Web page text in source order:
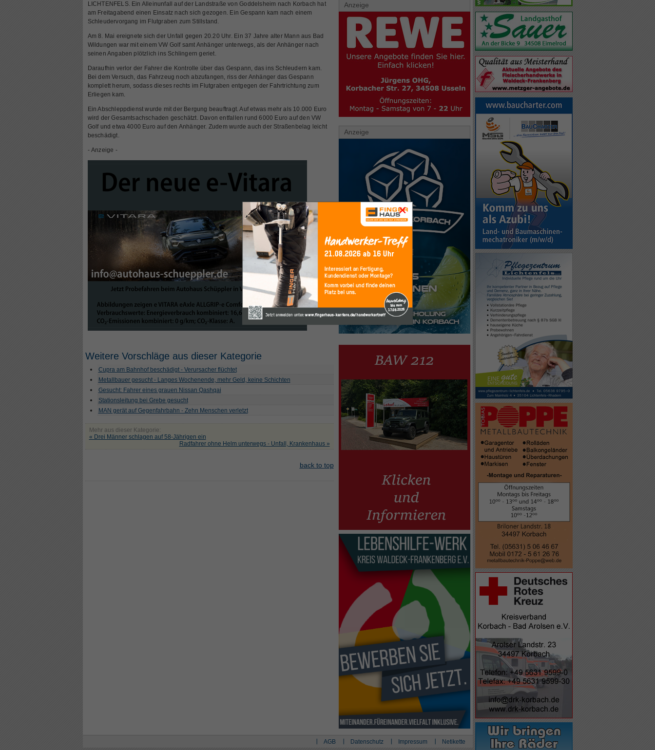
LICHTENFELS. Ein Alleinunfall auf der Landstraße von Goddelsheim nach Korbach hat
am Freitagabend einen Einsatz nach sich gezogen. Ein Gespann kam nach einem
Schleudervorgang im Flutgraben zum Stillstand.
Am 8. Mai ereignete sich der Unfall gegen 20.20 Uhr. Ein 37 Jahre alter Mann aus Bad
Wildungen war mit einem VW Golf samt Anhänger unterwegs, als der Anhänger nach
seinen Angaben plötzlich ins Schlingern geriet.
Daraufhin verlor der Fahrer die Kontrolle über das Gespann, das ins Schleudern kam.
Bei dem Versuch, das Fahrzeug noch abzufangen, riss der Anhänger das Gespann
komplett herum, sodass dieses rechts im Flutgraben entgegen der Fahrtrichtung zum
Erliegen kam.
Ein Abschleppdienst wurde mit der Bergung beauftragt. Auf etwas mehr als 10.000 Euro
wird der Gesamtsachschaden geschätzt. Davon entfallen rund 6000 Euro auf den VW
Golf und etwa 4000 Euro auf den Anhänger. Zudem wurde auch der Straßenbelag leicht
beschädigt.
- Anzeige -
Weitere Vorschläge aus dieser Kategorie
Cupra am Bahnhof beschädigt - Verursacher flüchtet
Metallbauer gesucht - Langes Wochenende, mehr Geld, keine Schichten
Gesucht: Fahrer eines grauen Nissan Qashqai
Stationsleitung bei Grebe gesucht
MAN gerät auf Gegenfahrbahn - Zehn Menschen verletzt
Mehr aus dieser Kategorie:
« Drei Männer schlagen auf 58-Jährigen ein
Radfahrer ohne Helm unterwegs - Unfall, Krankenhaus »
back to top
Anzeige
Anzeige
AGB Datenschutz Impressum Netikette
×